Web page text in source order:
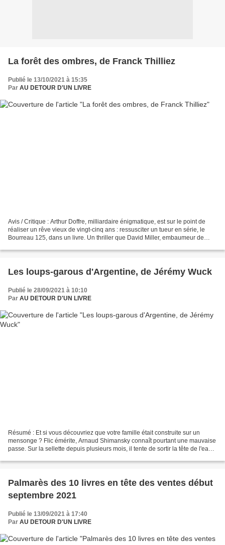
La forêt des ombres, de Franck Thilliez
Publié le 13/10/2021 à 15:35
Par AU DETOUR D'UN LIVRE
Avis / Critique : Arthur Doffre, milliardaire énigmatique, est sur le point de
réaliser un rêve vieux de vingt-cinq ans : ressusciter un tueur en série, le
Bourreau 125, dans un livre. Un thriller que David Miller, embaumeur de
Les loups-garous d'Argentine, de Jérémy Wuck
Publié le 28/09/2021 à 10:10
Par AU DETOUR D'UN LIVRE
Résumé : Et si vous découvriez que votre famille était construite sur un
mensonge ? Flic émérite, Arnaud Shimansky connaît pourtant une mauvaise
passe. Sur la sellette depuis plusieurs mois, il tente de sortir la tête de l'eau.
Palmarès des 10 livres en tête des ventes début
septembre 2021
Publié le 13/09/2021 à 17:40
Par AU DETOUR D'UN LIVRE